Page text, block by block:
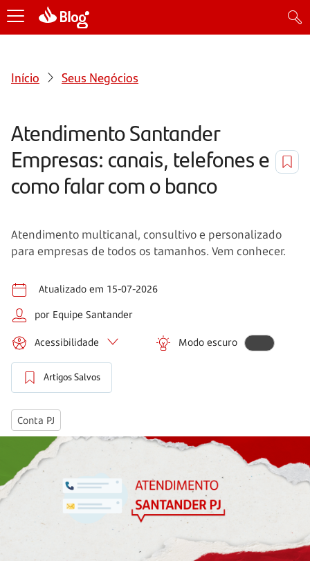
Início Seus Negócios
Atendimento Santander
Empresas: canais, telefones e
como falar com o banco
Atendimento multicanal, consultivo e personalizado
para empresas de todos os tamanhos. Vem conhecer.
Atualizado em 15-07-2026
por Equipe Santander
Acessibilidade Modo escuro
Artigos Salvos
Conta PJ